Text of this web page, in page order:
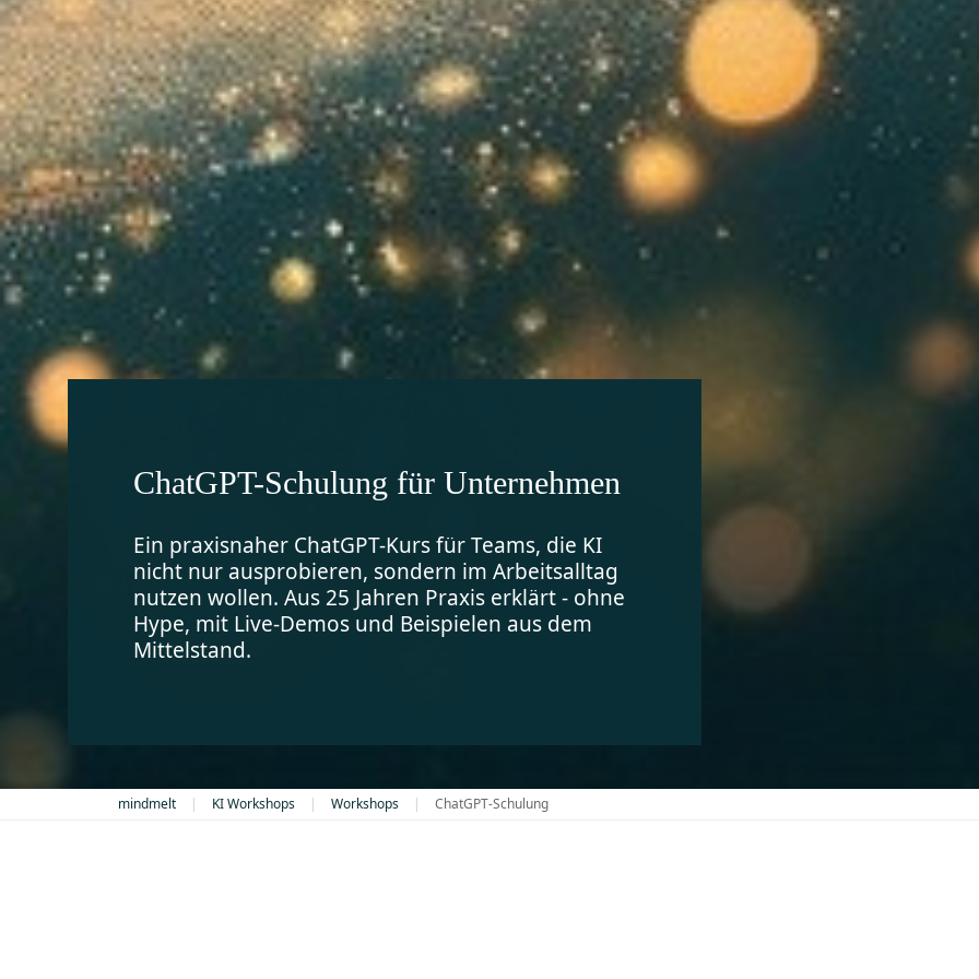
ChatGPT-Schulung für Unternehmen
Ein praxisnaher ChatGPT-Kurs für Teams, die KI
nicht nur ausprobieren, sondern im Arbeitsalltag
nutzen wollen. Aus 25 Jahren Praxis erklärt - ohne
Hype, mit Live-Demos und Beispielen aus dem
Mittelstand.
mindmelt KI Workshops Workshops ChatGPT-Schulung